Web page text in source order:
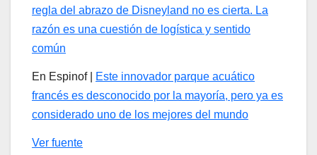
regla del abrazo de Disneyland no es cierta. La
razón es una cuestión de logística y sentido
común
En Espinof |
Este innovador parque acuático
francés es desconocido por la mayoría, pero ya es
considerado uno de los mejores del mundo
Ver fuente